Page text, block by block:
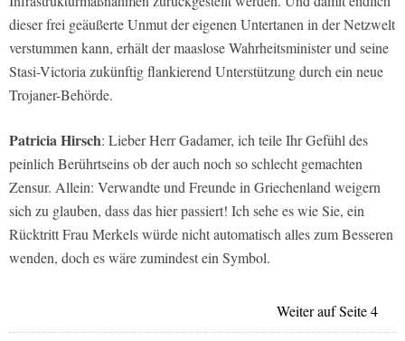
dieser frei geäußerte Unmut der eigenen Untertanen in der Netzwelt
verstummen kann, erhält der maaslose Wahrheitsminister und seine
Stasi-Victoria zukünftig flankierend Unterstützung durch ein neue
Trojaner-Behörde.
Patricia Hirsch: Lieber Herr Gadamer, ich teile Ihr Gefühl des
peinlich Berührtseins ob der auch noch so schlecht gemachten
Zensur. Allein: Verwandte und Freunde in Griechenland weigern
sich zu glauben, dass das hier passiert! Ich sehe es wie Sie, ein
Rücktritt Frau Merkels würde nicht automatisch alles zum Besseren
wenden, doch es wäre zumindest ein Symbol.
Weiter auf Seite 4